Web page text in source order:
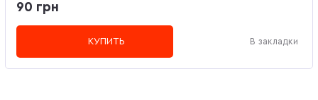
90 грн
КУПИТЬ В закладки